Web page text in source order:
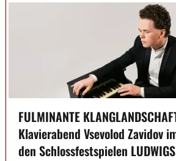
FULMINANTE
Klavierabend Vsevolod Zavidov
den Schlossfestspielen